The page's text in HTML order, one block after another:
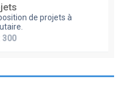
de projets à
300